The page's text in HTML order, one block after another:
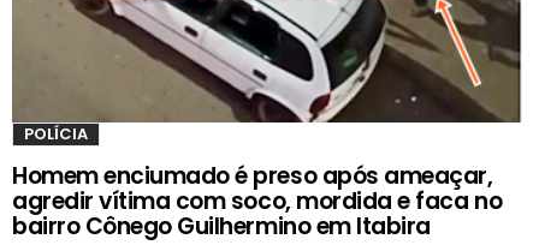
POLÍCIA
Homem enciumado é preso após ameaçar,
agredir vítima com soco, mordida e faca no
bairro Cônego Guilhermino em Itabira